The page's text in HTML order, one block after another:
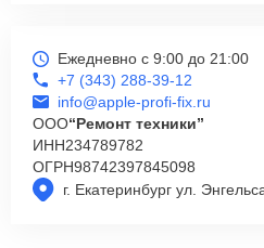
г. Екатеринбург ул.
Ежедневно с 9:00 до 21:00
+7 (343) 288-39-12
info@apple-profi-fix.ru
ООО“Ремонт техники”
ИНН234789782
ОГРН98742397845098